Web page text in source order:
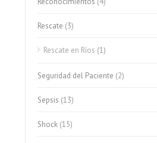
Rescate (3)
Rescate en Ríos (1)
Seguridad del Paciente (2)
Sepsis (13)
Shock (15)